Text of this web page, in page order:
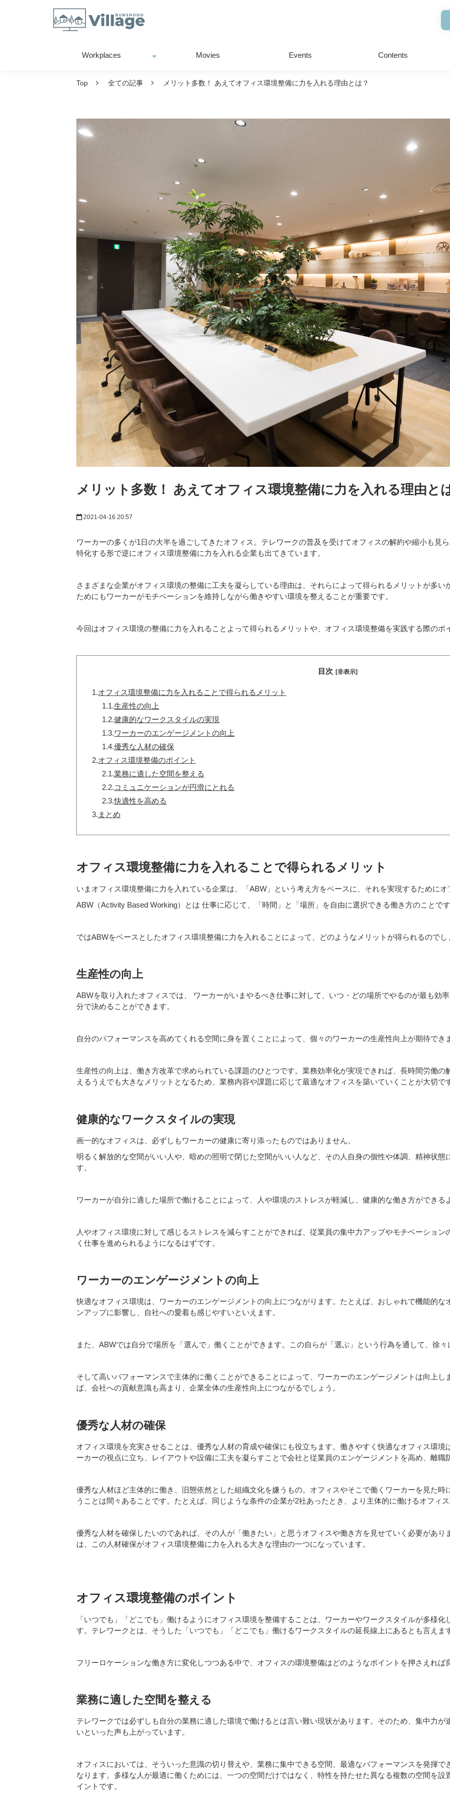
Workplaces Movies Events Contents
Top 全ての記事 メリット多数！ あえてオフィス環境整備に力を入れる理由とは？
メリット多数！ あえてオフィス環境整備に力を入れる理由と
2021-04-16 20:57
ワーカーの多くが1日の大半を過ごしてきたオフィス。テレワークの普及を受けてオフィスの解約や縮小も見
特化する形で逆にオフィス環境整備に力を入れる企業も出てきています。
さまざまな企業がオフィス環境の整備に工夫を凝らしている理由は、それらによって得られるメリットが多い
ためにもワーカーがモチベーションを維持しながら働きやすい環境を整えることが重要です。
今回はオフィス環境の整備に力を入れることよって得られるメリットや、オフィス環境整備を実践する際のポ
目次 [非表示]
1.オフィス環境整備に力を入れることで得られるメリット
1.1.生産性の向上
1.2.健康的なワークスタイルの実現
1.3.ワーカーのエンゲージメントの向上
1.4.優秀な人材の確保
2.オフィス環境整備のポイント
2.1.業務に適した空間を整える
2.2.コミュニケーションが円滑にとれる
2.3.快適性を高める
3. まとめ
オフィス環境整備に力を入れることで得られるメリット
いまオフィス環境整備に力を入れている企業は、「ABW」という考え方をベースに、それを実現するためにオ
ABW（Activity Based Working）とは 仕事に応じて、「時間」と「場所」を自由に選択できる働き方のことです
ではABWをベースとしたオフィス環境整備に力を入れることによって、どのようなメリットが得られるのでし
生産性の向上
ABWを取り入れたオフィスでは、 ワーカーがいまやるべき仕事に対して、いつ・どの場所でやるのが最も効
分で決めることができます。
自分のパフォーマンスを高めてくれる空間に身を置くことによって、個々のワーカーの生産性向上が期待でき
生産性の向上は、働き方改革で求められている課題のひとつです。業務効率化が実現できれば、長時間労働
えるうえでも大きなメリットとなるため、業務内容や課題に応じて最適なオフィスを築いていくことが大切で
健康的なワークスタイルの実現
画一的なオフィスは、必ずしもワーカーの健康に寄り添ったものではありません。
明るく解放的な空間がいい人や、暗めの照明で閉じた空間がいい人など、その人自身の個性や体調、精神状態
す。
ワーカーが自分に適した場所で働けることによって、人や環境のストレスが軽減し、健康的な働き方ができる
人やオフィス環境に対して感じるストレスを減らすことができれば、従業員の集中力アップやモチベーション
く仕事を進められるようになるはずです。
ワーカーのエンゲージメントの向上
快適なオフィス環境は、ワーカーのエンゲージメントの向上につながります。たとえば、おしゃれで機能的な
ンアップに影響し、自社への愛着も感じやすいといえます。
また、ABWでは自分で場所を「選んで」働くことができます。この自らが「選ぶ」という行為を通して、徐々
そして高いパフォーマンスで主体的に働くことができることによって、ワーカーのエンゲージメントは向上
ば、会社への貢献意識も高まり、企業全体の生産性向上につながるでしょう。
優秀な人材の確保
オフィス環境を充実させることは、優秀な人材の育成や確保にも役立ちます。働きやすく快適なオフィス環境
ーカーの視点に立ち、レイアウトや設備に工夫を凝らすことで会社と従業員のエンゲージメントを高め、離職
優秀な人材ほど主体的に働き、旧態依然とした組織文化を嫌うもの。オフィスやそこで働くワーカーを見た時
うことは間々あることです。たとえば、同じような条件の企業が2社あったとき、より主体的に働けるオフィ
優秀な人材を確保したいのであれば、その人が「働きたい」と思うオフィスや働き方を見せていく必要があ
は、この人材確保がオフィス環境整備に力を入れる大きな理由の一つになっています。
オフィス環境整備のポイント
「いつでも」「どこでも」働けるようにオフィス環境を整備することは、ワーカーやワークスタイルが多様
す。テレワークとは、そうした「いつでも」「どこでも」働けるワークスタイルの延長線上にあるとも言えま
フリーロケーションな働き方に変化しつつある中で、オフィスの環境整備はどのようなポイントを押さえれば
業務に適した空間を整える
テレワークでは必ずしも自分の業務に適した環境で働けるとは言い難い現状があります。そのため、集中力
いといった声も上がっています。
オフィスにおいては、そういった意識の切り替えや、業務に集中できる空間、最適なパフォーマンスを発揮で
なります。多様な人が最適に働くためには、一つの空間だけではなく、特性を持たせた異なる複数の空間を
イントです。